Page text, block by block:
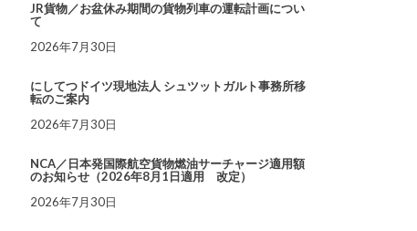
JR貨物／お盆休み期間の貨物列車の運転計画につい
て
2026年7月30日
にしてつドイツ現地法人 シュツットガルト事務所移
転のご案内
2026年7月30日
NCA／日本発国際航空貨物燃油サーチャージ適用額
のお知らせ（2026年8月1日適用 改定）
2026年7月30日